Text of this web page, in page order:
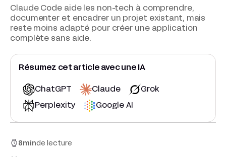
Claude Code aide les non-tech à comprendre,
documenter et encadrer un projet existant, mais
reste moins adapté pour créer une application
complète sans aide.
Résumez cet article avec une IA
ChatGPT Claude Grok
Perplexity Google AI
8minde lecture